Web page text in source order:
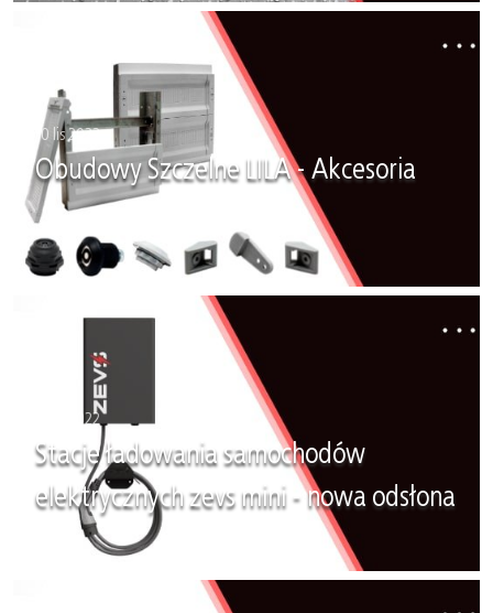
10 lis 2022
Obudowy Szczelne LILA - Akcesoria
10 lis 2022
Stacje ładowania samochodów
elektrycznych zevs mini - nowa odsłona